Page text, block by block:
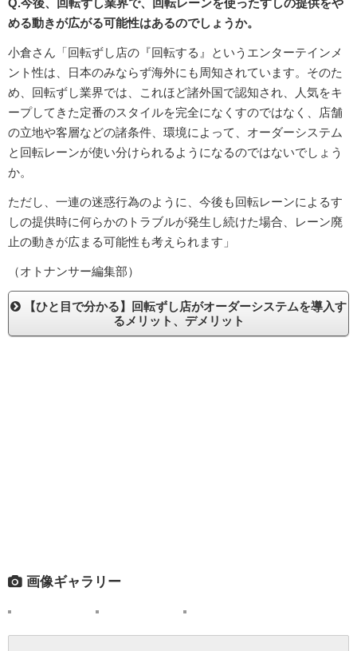
Q.今後、回転ずし業界で、回転レーンを使ったすしの提供をや
める動きが広がる可能性はあるのでしょうか。
小倉さん「回転ずし店の『回転する』というエンターテインメ
ント性は、日本のみならず海外にも周知されています。そのた
め、回転ずし業界では、これほど諸外国で認知され、人気をキ
ープしてきた定番のスタイルを完全になくすのではなく、店舗
の立地や客層などの諸条件、環境によって、オーダーシステム
と回転レーンが使い分けられるようになるのではないでしょう
か。
ただし、一連の迷惑行為のように、今後も回転レーンによるす
しの提供時に何らかのトラブルが発生し続けた場合、レーン廃
止の動きが広まる可能性も考えられます」
（オトナンサー編集部）
【ひと目で分かる】回転ずし店がオーダーシステムを導入す
るメリット、デメリット
画像ギャラリー